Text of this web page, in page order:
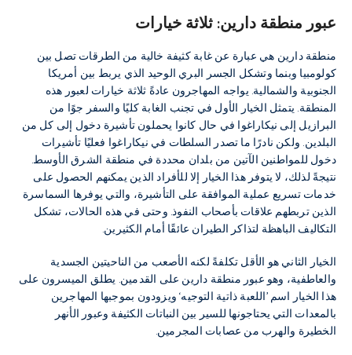
عبور منطقة دارين: ثلاثة خيارات
منطقة دارين هي عبارة عن غابة كثيفة خالية من الطرقات تصل بين
كولومبيا وبنما وتشكل الجسر البري الوحيد الذي يربط بين أمريكا
الجنوبية والشمالية. يواجه المهاجرون عادةً ثلاثة خيارات لعبور هذه
المنطقة. يتمثل الخيار الأول في تجنب الغابة كليًا والسفر جوًا من
البرازيل إلى نيكاراغوا في حال كانوا يحملون تأشيرة دخول إلى كل من
البلدين. ولكن نادرًا ما تصدر السلطات في نيكاراغوا فعليًا تأشيرات
دخول للمواطنين الآتين من بلدان محددة في منطقة الشرق الأوسط.
نتيجةً لذلك، لا يتوفر هذا الخيار إلا للأفراد الذين يمكنهم الحصول على
خدمات تسريع عملية الموافقة على التأشيرة، والتي يوفرها السماسرة
الذين تربطهم علاقات بأصحاب النفوذ. وحتى في هذه الحالات، تشكل
التكاليف الباهظة لتذاكر الطيران عائقًا أمام الكثيرين.
الخيار الثاني هو الأقل تكلفةً لكنه الأصعب من الناحيتين الجسدية
والعاطفية، وهو عبور منطقة دارين على القدمين. يطلق الميسرون على
هذا الخيار اسم ’اللعبة ذاتية التوجيه‘ ويزودون بموجبها المهاجرين
بالمعدات التي يحتاجونها للسير بين النباتات الكثيفة وعبور الأنهر
الخطيرة والهرب من عصابات المجرمين.